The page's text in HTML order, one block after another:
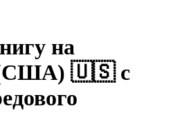
на
(США) 🇺🇸с